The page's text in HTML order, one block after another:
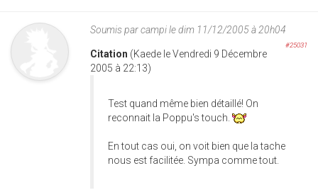
Soumis parcampile dim 11/12/2005 à 20h04
#25031
Citation (Kaede le Vendredi 9 Décembre
2005 à 22:13)
Test quand même bien détaillé! On
reconnait la Poppu's touch.
En tout cas oui, on voit bien que la tache
nous est facilitée. Sympa comme tout.